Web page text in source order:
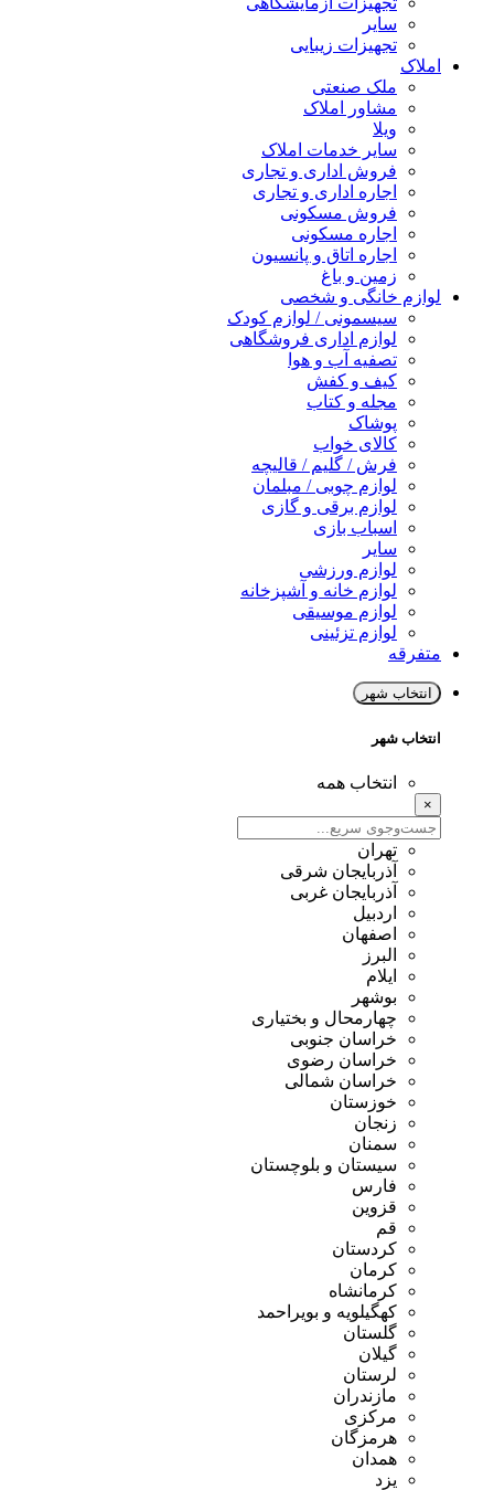
سایر
تجهیزات زیبایی
املاک
ملک صنعتی
مشاور املاک
ویلا
سایر خدمات املاک
فروش اداری و تجاری
اجاره اداری و تجاری
فروش مسکونی
اجاره مسکونی
اجاره اتاق و پانسیون
زمین و باغ
لوازم خانگی و شخصی
سیسمونی / لوازم کودک
لوازم اداری فروشگاهی
تصفیه آب و هوا
کیف و کفش
مجله و کتاب
پوشاک
کالای خواب
فرش / گلیم / قالیچه
لوازم چوبی / مبلمان
لوازم برقی و گازی
اسباب بازی
سایر
لوازم ورزشی
لوازم خانه و آشپزخانه
لوازم موسیقی
لوازم تزئینی
متفرقه
انتخاب شهر
انتخاب شهر
انتخاب همه
تهران
آذربایجان شرقی
آذربایجان غربی
اردبیل
اصفهان
البرز
ایلام
بوشهر
چهارمحال و بختیاری
خراسان جنوبی
خراسان رضوی
خراسان شمالی
خوزستان
زنجان
سمنان
سیستان و بلوچستان
فارس
قزوین
قم
کردستان
کرمان
کرمانشاه
کهگیلویه و بویراحمد
گلستان
گیلان
لرستان
مازندران
مرکزی
هرمزگان
همدان
یزد